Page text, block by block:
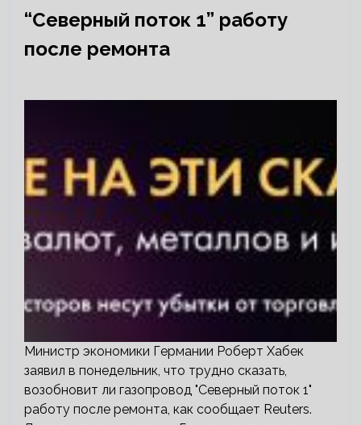
“Северный поток 1” работу
после ремонта
Министр экономики Германии Роберт Хабек
заявил в понедельник, что трудно сказать,
возобновит ли газопровод "Северный поток 1"
работу после ремонта, как сообщает Reuters.